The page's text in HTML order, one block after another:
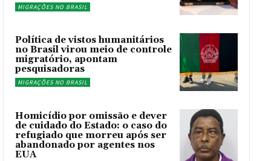
MIGRAÇÕES NO BRASIL
Política de vistos humanitários
no Brasil virou meio de controle
migratório, apontam
pesquisadoras
MIGRAÇÕES NO BRASIL
Homicídio por omissão e dever
de cuidado do Estado: o caso do
refugiado que morreu após ser
abandonado por agentes nos
EUA